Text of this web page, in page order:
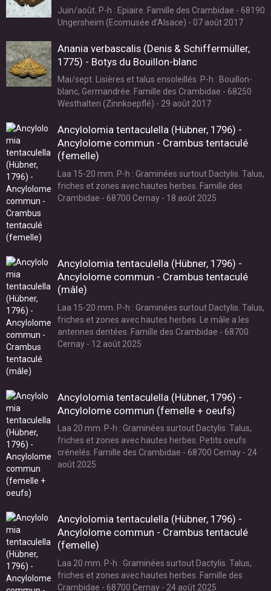
Juin/août. P-h : Epiaire. Famille des Crambidae - 68190
Ungersheim (Ecomusée d'Alsace) - 07 août 2017
Anania verbascalis (Denis & Schiffermüller,
1775) - Botys du Bouillon-blanc
Mai/sept. Lisières et talus ensoleillés. P-h : Bouillon-
blanc, Germandrée. Famille des Crambidae - 68250
Westhalten (Zinnkoepflé) - 29 août 2017
Ancylolomia tentaculella (Hübner, 1796) -
Ancylolome commun - Crambus tentaculé
(femelle)
Laa 15-20 mm. P-h : Graminées surtout Dactylis. Talus,
friches et zones avec hautes herbes. Famille des
Crambidae - 68700 Cernay - 18 août 2025
Ancylolomia tentaculella (Hübner, 1796) -
Ancylolome commun - Crambus tentaculé
(mâle)
Laa 15-20 mm. P-h : Graminées surtout Dactylis. Talus,
friches et zones avec hautes herbes. Le mâle a les
antennes dentées. Famille des Crambidae - 68700
Cernay - 12 août 2025
Ancylolomia tentaculella (Hübner, 1796) -
Ancylolome commun (femelle + oeufs)
Laa 20 mm. P-h : Graminées surtout Dactylis. Talus,
friches et zones avec hautes herbes. Petits oeufs
crénelés. Famille des Crambidae - 68700 Cernay - 24
août 2025
Ancylolomia tentaculella (Hübner, 1796) -
Ancylolome commun - Crambus tentaculé
(femelle)
Laa 20 mm. P-h : Graminées surtout Dactylis. Talus,
friches et zones avec hautes herbes. Famille des
Crambidae - 68700 Cernay - 24 août 2025